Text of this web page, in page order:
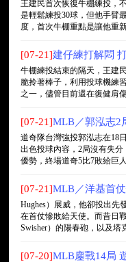
王建民首次恢復牛棚練投，
是輕鬆練投30球，但他手臂
度，首次牛棚重點是讓他重
[07-21]建仔練打解悶
牛棚練投結束的隔天，王建
脆拎著棒子，利用投球機練
之一，儘管目前還在復健肩
[07-21]MLB／郭泓志2
道奇隊台灣強投郭泓志在18
出色投球內容，2局沒有失分
優勢，終場道奇5比7敗給巨
[07-21]MLB／洋基首
Hughes）展威，他卻投出先
在首仗慘敗給天使。而昔日
Swisher）的陽春砲，以及塔
[07-20]MLB鏖戰14局